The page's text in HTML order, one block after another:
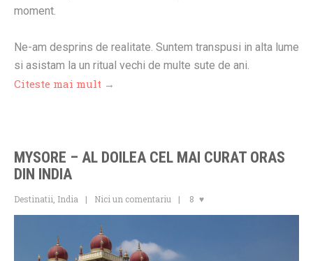
moment.
Ne-am desprins de realitate. Suntem transpusi in alta lume
si asistam la un ritual vechi de multe sute de ani.
Citeste mai mult →
MYSORE – AL DOILEA CEL MAI CURAT ORAS
DIN INDIA
Destinatii India Nici un comentariu 8